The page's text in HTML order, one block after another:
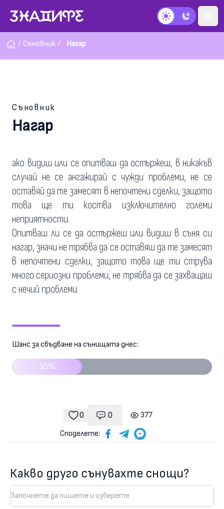
Тъмен режим
/ Съновник / Нагар
Съновник
Нагар
ако видиш или се опитваш да остържеш, в никакъв
случай не се ангажирай с чужди проблеми, не се
оставяй да те замесят в непочтени сделки, защото
това ще ти коства изключително големи
неприятности.
Опитваш ли се да остържеш или видиш в съня си
нагар, значи не трябва да се оставяш да те замесят
в непочтени сделки, защото това ще ти струва
много сериозни проблеми, не трябва да се захващаш
с нечий проблеми.
Шанс за сбъдване на сънищата днес:
35%
0
харесвания
0
Коментари
377
гледания
Споделете:
Какво друго сънувахте снощи?